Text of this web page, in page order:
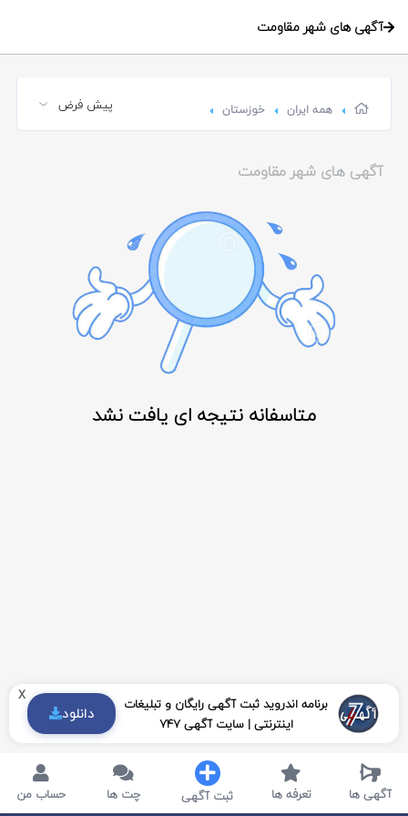
آگهی های شهر مقاومت
همه ایران خوزستان
آگهی های شهر مقاومت
متاسفانه نتیجه ای یافت نشد
x
برنامه اندروید ثبت آگهی رایگان و تبلیغات
اینترنتی | سایت آگهی 747
دانلود
آگهی ها تعرفه ها ثبت آگهی چت ها حساب من